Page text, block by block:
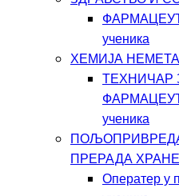
ученика
ХЕМИЈА
ТЕХНИЧАР
ученика
ПРЕРАДА ХРАНЕ
Оператер у